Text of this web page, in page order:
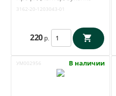
1203043-01
3162-20-1203043-01
220 р.
УМ002956 В наличии